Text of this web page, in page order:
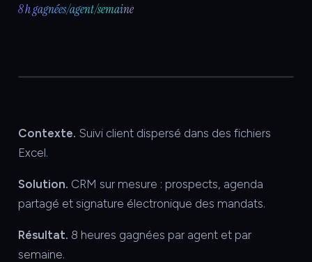
8 h gagnées/agent/semaine
Contexte. Suivi client dispersé dans des fichiers
Excel.
Solution. CRM sur mesure : prospects, agenda
partagé et signature électronique des mandats.
Résultat. 8 heures gagnées par agent et par
semaine.